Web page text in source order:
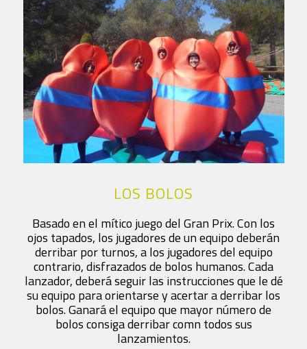
LOS BOLOS
Basado en el mítico juego del Gran Prix. Con los
ojos tapados, los jugadores de un equipo deberán
derribar por turnos, a los jugadores del equipo
contrario, disfrazados de bolos humanos. Cada
lanzador, deberá seguir las instrucciones que le dé
su equipo para orientarse y acertar a derribar los
bolos. Ganará el equipo que mayor número de
bolos consiga derribar comn todos sus
lanzamientos.